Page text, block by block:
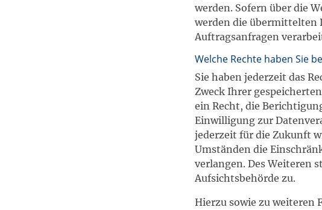
werden. Sofern über die
werden die übermittelten
Auftragsanfragen
Welche Rechte haben Sie
Sie haben jederzeit das
Zweck Ihrer
ein Recht, die
Einwilligung zur
jederzeit für die Zukunft
Umständen die
verlangen. Des Weiteren
Aufsichtsbehörde zu.
Hierzu sowie zu weiteren